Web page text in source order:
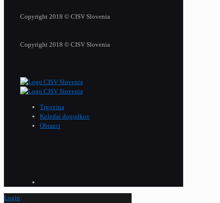
Copyright 2018 © CISV Slovenia
Copyright 2018 © CISV Slovenia
Trgovina
Koledar dogodkov
Obrazci
Login